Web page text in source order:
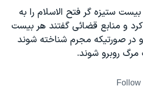
ستيزه گر فتح الاسلام را به
و منابع قضائی گفتند هر بيست
در صورتيکه مجرم شناخته شوند
روبرو شوند.
Follow